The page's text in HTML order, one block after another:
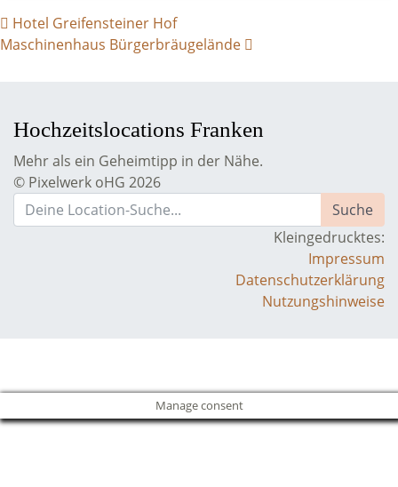
BEITRAGS- NAVIGATION
Hotel Greifensteiner Hof
Maschinenhaus Bürgerbräugelände
Hochzeitslocations Franken
Mehr als ein Geheimtipp in der Nähe.
© Pixelwerk oHG 2026
Kleingedrucktes:
Impressum
Datenschutzerklärung
Nutzungshinweise
Manage consent